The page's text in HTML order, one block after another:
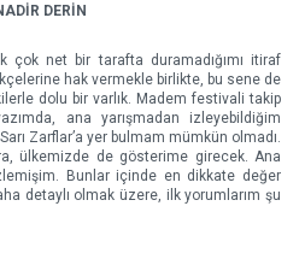
DERİN
çok net bir tarafta duramadığımı itiraf
hak vermekle birlikte, bu sene de
dolu bir varlık. Madem festivali takip
ana yarışmadan izleyebildiğim
Zarflar’a yer bulmam mümkün olmadı.
ülkemizde de gösterime girecek. Ana
Bunlar içinde en dikkate değer
detaylı olmak üzere, ilk yorumlarım şu